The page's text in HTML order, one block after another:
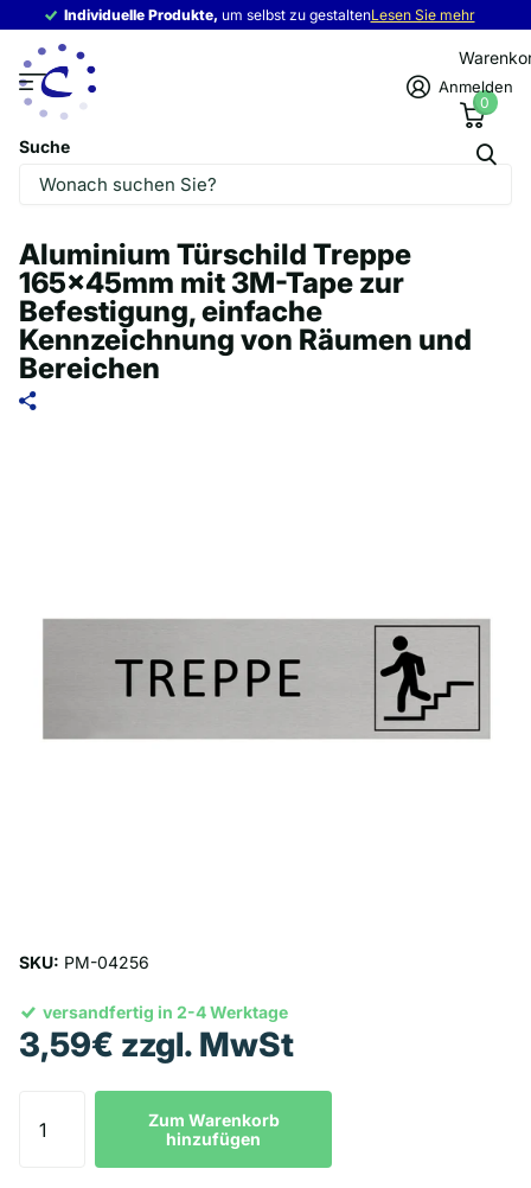
Individuelle Produkte, um selbst zu gestaltenLesen Sie mehr
Individuelle Produkte,
Suche
Anmelden
0
Aluminium Türschild Treppe
165x45mm mit 3M-Tape zur
Befestigung, einfache
Kennzeichnung von Räumen und
Bereichen
SKU: PM-04256
versandfertig in 2-4 Werktage
3,59€ zzgl. MwSt
Zum Warenkorb
hinzufügen